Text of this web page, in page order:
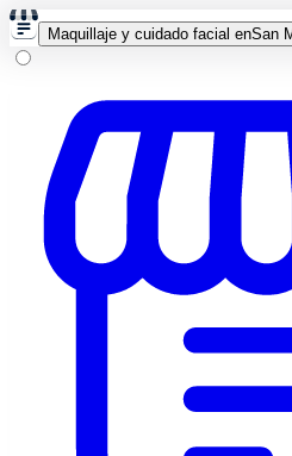
Maquillaje y cuidado facial enSan